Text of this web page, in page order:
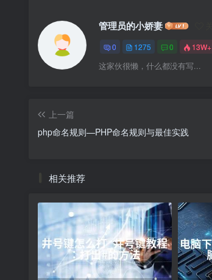
管理员的小娇妻
0 1275 0 13W+
这家伙很懒，什么都没有写...
上一篇
php命名规则—PHP命名规则与最佳实践
相关推荐